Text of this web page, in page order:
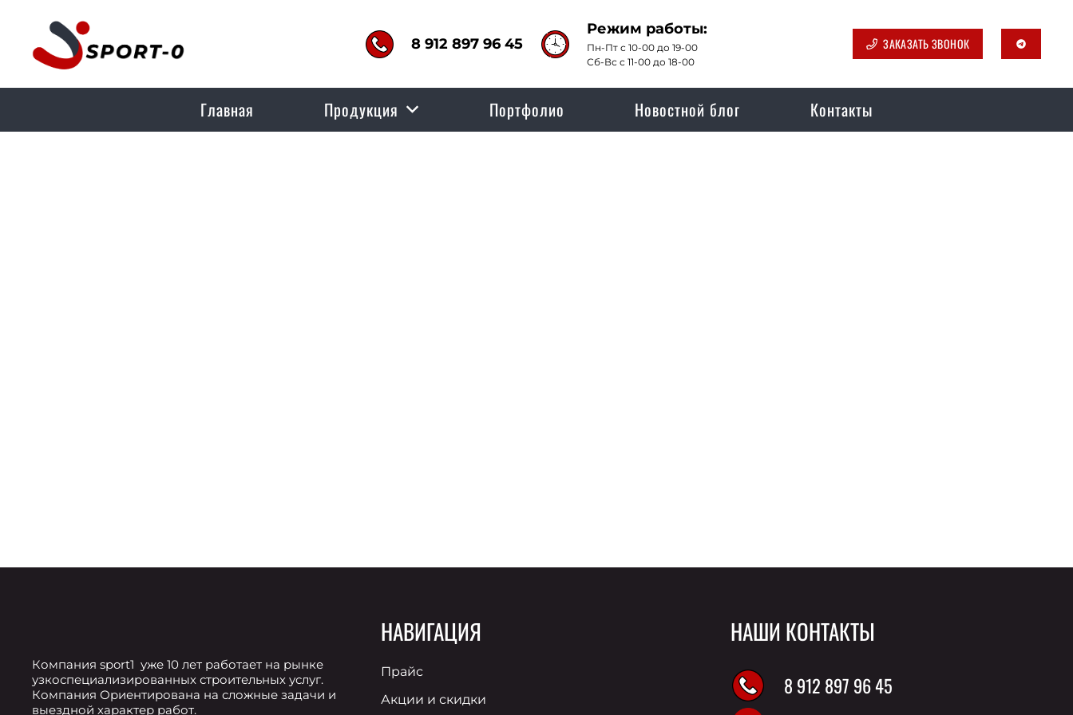
8 912 897 96 45
Режим работы:
Пн-Пт с 10-00 до 19-00
Сб-Вс с 11-00 до 18-00
ЗАКАЗАТЬ ЗВОНОК telegram
Главная Продукция Портфолио Новостной блог Контакты
Компания sport1 уже 10 лет работает на рынке
узкоспециализированных строительных услуг.
Компания Ориентирована на сложные задачи и
выездной характер работ.
НАВИГАЦИЯ
Прайс
Акции и скидки
НАШИ КОНТАКТЫ
8 912 897 96 45